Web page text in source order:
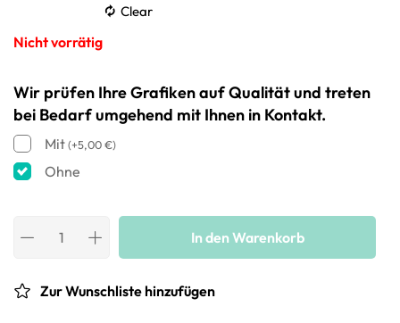
Clear
Nicht vorrätig
Wir prüfen Ihre Grafiken auf Qualität und treten
bei Bedarf umgehend mit Ihnen in Kontakt.
Mit(+5,00€)
Ohne
In den Warenkorb
Zur Wunschliste hinzufügen